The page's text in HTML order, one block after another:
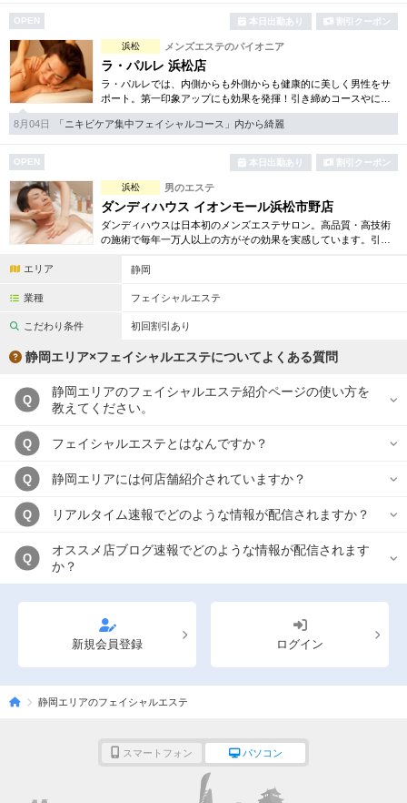
ペアルームあり シャワー室完備
フットバスあり
専用駐車場あり 有資格者在籍
日本人スタッフのみ 女性スタッフのみ
スタッフ指名可 Ｗセラピスト
駅から徒歩5分以内
閉じる
OPEN 本日出勤あり 割引クーポン
浜松 メンズエステのパイオニア
ラ・パルレ 浜松店
ラ・パルレでは、内側からも外側からも健康的に美しく男性をサ
ポート。第一印象アップにも効果を発揮！引き締めコースやにき
び内外コース、アロマトリートメント等多彩なメニューをご用
意。まずは体験から是非。
8月04日 「ニキビケア集中フェイシャルコース」内から綺麗
OPEN 本日出勤あり 割引クーポン
浜松 男のエステ
ダンディハウス イオンモール浜松市野店
ダンディハウスは日本初のメンズエステサロン。高品質・高技術
の施術で毎年一万人以上の方がその効果を実感しています。引き
に取り揃えています。
エリア 静岡
業種 フェイシャルエステ
こだわり条件 初回割引あり
静岡エリア×フェイシャルエステについてよくある質問
Q
静岡エリアのフェイシャルエステ紹介ページの使い方を
教えてください。
Q フェイシャルエステとはなんですか？
Q 静岡エリアには何店舗紹介されていますか？
Q リアルタイム速報でどのような情報が配信されますか？
Q
オススメ店ブログ速報でどのような情報が配信されます
か？
新規会員登録 ログイン
静岡エリアのフェイシャルエステ
スマートフォン パソコン